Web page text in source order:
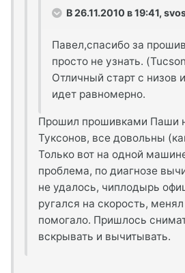
В 26.11.2010 в 19:41,
Павел,спасибо за
просто не узнать.
Отличный старт с низов
идет равномерно.
Прошил прошивками Паши
Туксонов, все довольны
Только вот на одной
проблема, по диагнозе
не удалось, чиплодырь
ругался на скорость,
помогало. Пришлось
вскрывать и вычитывать.